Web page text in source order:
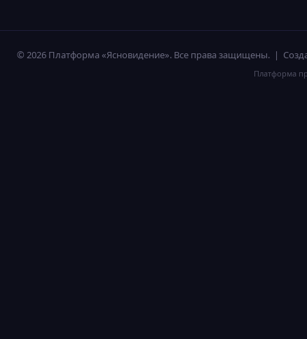
© 2026 Платформа «Ясновидение». Все права защищены. |
Платформа